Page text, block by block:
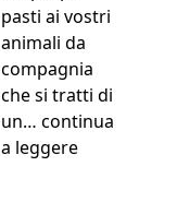
pasti ai vostri
animali da
compagnia
che si tratti di
un… continua
a leggere“Cena di